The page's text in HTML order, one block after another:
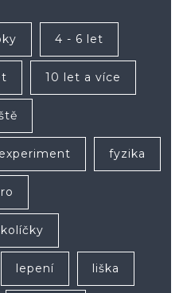
4 - 6 let
10 let a více
experiment fyzika
kolíčky
lepení liška